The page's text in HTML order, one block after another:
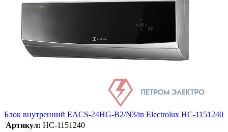
Блок внутренний EACS-24HG-B2/N3/in Electrolux НС-1151240
Артикул: НС-1151240